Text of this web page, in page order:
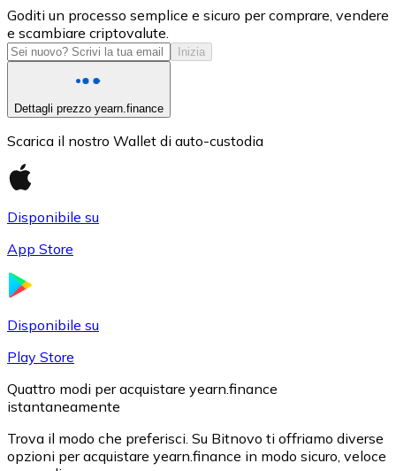
USD Coin
USDC
Goditi un processo semplice e sicuro per comprare, vendere
e scambiare criptovalute.
Inizia
Dettagli prezzo yearn.finance
Scarica il nostro Wallet di auto-custodia
Disponibile su
App Store
Disponibile su
Play Store
Quattro modi per acquistare yearn.finance
istantaneamente
Trova il modo che preferisci. Su Bitnovo ti offriamo diverse
opzioni per acquistare yearn.finance in modo sicuro, veloce